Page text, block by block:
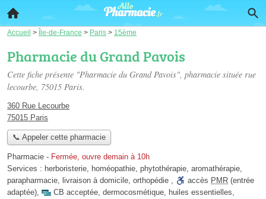
Accueil > Île-de-France > Paris > 15ème
Pharmacie du Grand Pavois
Cette fiche présente "Pharmacie du Grand Pavois", pharmacie située rue
lecourbe, 75015 Paris.
360 Rue Lecourbe
75015 Paris
📞 Appeler cette pharmacie
Pharmacie - Fermée, ouvre demain à 10h
Services : herboristerie, homéopathie, phytothérapie, aromathérapie,
parapharmacie, livraison à domicile, orthopédie , accès PMR (entrée
adaptée), CB acceptée, dermocosmétique, huiles essentielles,